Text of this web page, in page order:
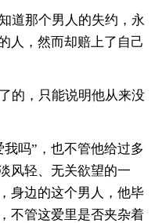
道那个男人的失约，永
，然而却赔上了自己
的，只能说明他从来没
吗”，也不管他给过多
风轻、无关欲望的一
身边的这个男人，他毕
不管这爱里是否夹杂着